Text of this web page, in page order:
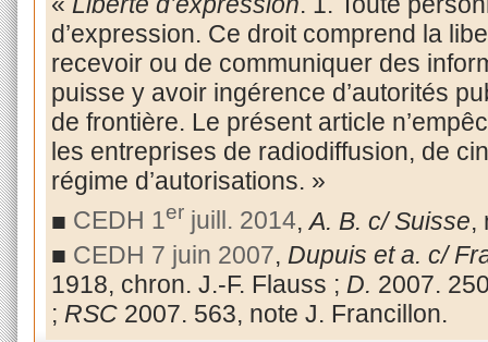
d’expression. Ce droit comprend la
recevoir ou de communiquer des
puisse y avoir ingérence d’autorités
de frontière. Le présent article
les entreprises de radiodiffusion, de
régime d’autorisations. »
■ CEDH 1er juill. 2014,A. B. c/ Suisse,
■ CEDH 7 juin 2007, Dupuis et a. c/
1918, chron. J.-F. Flauss ; D. 2007.
; RSC 2007. 563, note J. Francillon.